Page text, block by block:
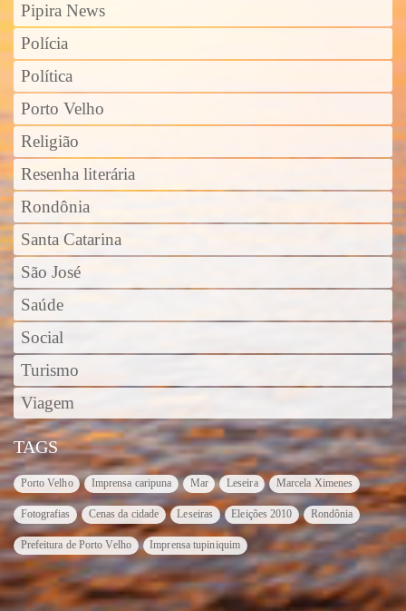
Pipira News
Polícia
Política
Porto Velho
Religião
Resenha literária
Rondônia
Santa Catarina
São José
Saúde
Social
Turismo
Viagem
TAGS
Porto Velho Imprensa caripuna Mar Leseira Marcela Ximenes
Fotografias Cenas da cidade Leseiras Eleições 2010 Rondônia
Prefeitura de Porto Velho Imprensa tupiniquim